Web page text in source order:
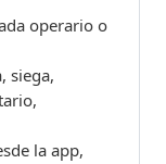
operario o
siega,
la app,